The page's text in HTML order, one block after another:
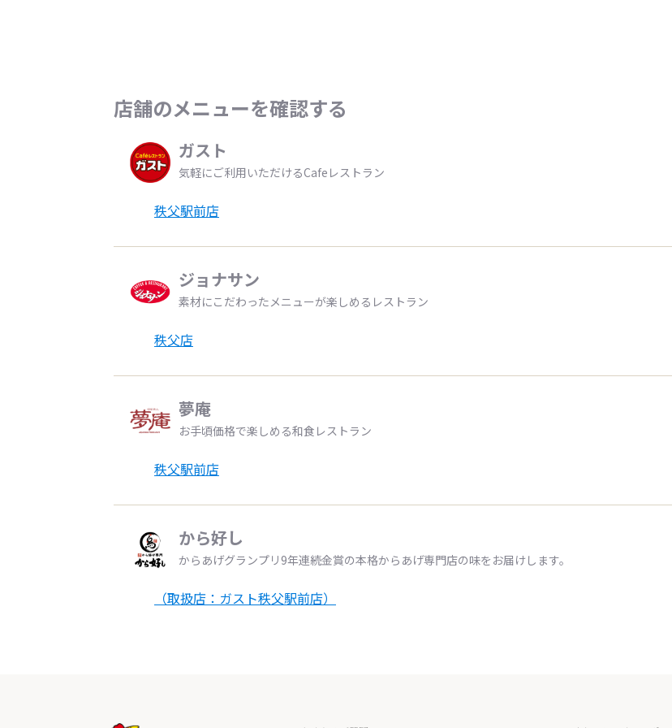
店舗のメニューを確認する
ガスト
気軽にご利用いただけるCafeレストラン
秩父駅前店
ジョナサン
素材にこだわったメニューが楽しめるレストラン
秩父店
夢庵
お手頃価格で楽しめる和食レストラン
秩父駅前店
から好し
からあげグランプリ9年連続金賞の本格からあげ専門店の味をお届けします。
（取扱店：ガスト秩父駅前店）